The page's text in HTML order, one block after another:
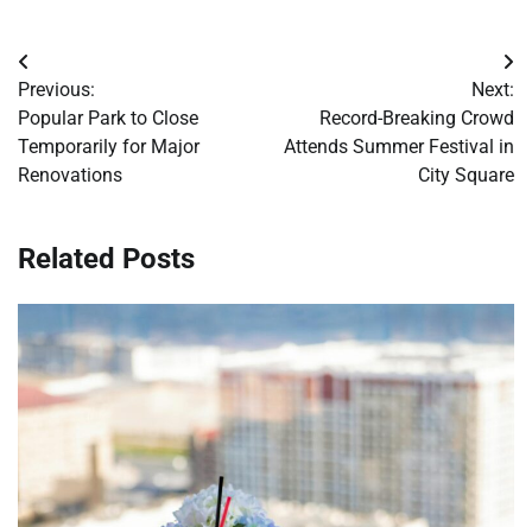
Post
navigation
Previous:
Popular Park to Close
Temporarily for Major
Renovations
Next:
Record-Breaking Crowd
Attends Summer Festival in
City Square
Related Posts